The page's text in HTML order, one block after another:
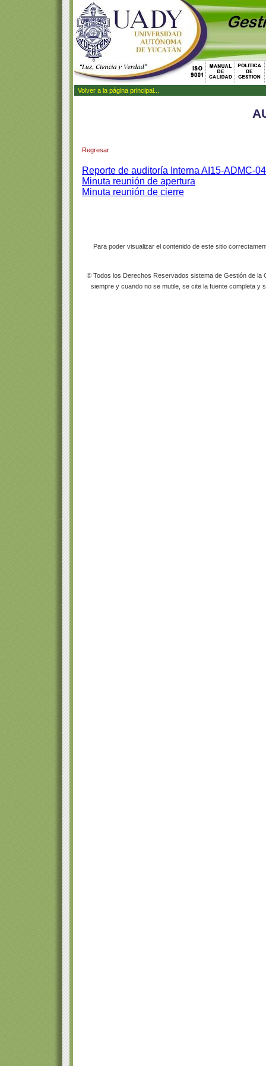
Volver a la página principal...
Regresar
Reporte de auditoría Interna AI15-ADMC-04
Minuta reunión de apertura
Minuta reunión de cierre
Para poder visualizar el contenido de este sitio
© Todos los Derechos Reservados sistema de Gestión de la
siempre y cuando no se mutile, se cite la fuente completa